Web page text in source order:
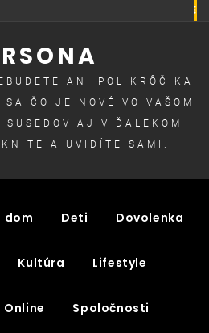
ANI POL KRÔČIKA
ČO JE NOVÉ VO VAŠOM
AJ V ĎALEKOM
A UVIDÍTE SAMI.
dom Deti Dovolenka
Kultúra Lifestyle
Online Spoločnosti